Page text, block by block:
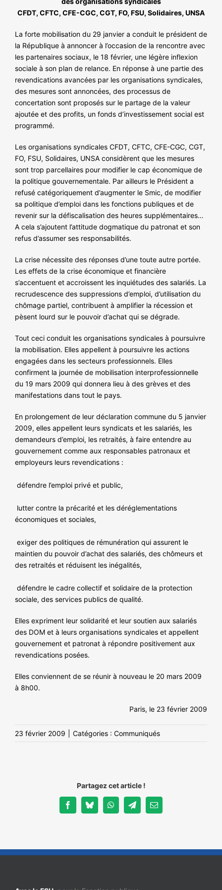
NOS ACTIONS
CFDT, CFTC, CFE-CGC, CGT, FO, FSU, Solidaires, UNSA
La forte mobilisation du 29 janvier a conduit le président de
la République à annoncer à l’occasion de la rencontre avec
les partenaires sociaux, le 18 février, une légère inflexion
sociale à son plan de relance. En réponse à une partie des
revendications avancées par les organisations syndicales,
des mesures sont annoncées, des processus de
concertation sont proposés sur le partage de la valeur
ajoutée et des profits, un fonds d’investissement social est
programmé.
Les organisations syndicales CFDT, CFTC, CFE-CGC, CGT,
FO, FSU, Solidaires, UNSA considèrent que les mesures
sont trop parcellaires pour modifier le cap économique de
la politique gouvernementale. Par ailleurs le Président a
refusé catégoriquement d’augmenter le Smic, de modifier
sa politique d’emploi dans les fonctions publiques et de
revenir sur la défiscalisation des heures supplémentaires…
A cela s’ajoutent l’attitude dogmatique du patronat et son
refus d’assumer ses responsabilités.
La crise nécessite des réponses d’une toute autre portée.
Les effets de la crise économique et financière
s’accentuent et accroissent les inquiétudes des salariés. La
recrudescence des suppressions d’emploi, d’utilisation du
chômage partiel, contribuent à amplifier la récession et
pèsent lourd sur le pouvoir d’achat qui se dégrade.
Tout ceci conduit les organisations syndicales à poursuivre
la mobilisation. Elles appellent à poursuivre les actions
engagées dans les secteurs professionnels. Elles
confirment la journée de mobilisation interprofessionnelle
du 19 mars 2009 qui donnera lieu à des grèves et des
manifestations dans tout le pays.
En prolongement de leur déclaration commune du 5 janvier
2009, elles appellent leurs syndicats et les salariés, les
demandeurs d’emploi, les retraités, à faire entendre au
gouvernement comme aux responsables patronaux et
employeurs leurs revendications :
défendre l’emploi privé et public,
lutter contre la précarité et les déréglementations
économiques et sociales,
exiger des politiques de rémunération qui assurent le
maintien du pouvoir d’achat des salariés, des chômeurs et
des retraités et réduisent les inégalités,
défendre le cadre collectif et solidaire de la protection
sociale, des services publics de qualité.
Elles expriment leur solidarité et leur soutien aux salariés
des DOM et à leurs organisations syndicales et appellent
gouvernement et patronat à répondre positivement aux
revendications posées.
Elles conviennent de se réunir à nouveau le 20 mars 2009
à 8h00.
Paris, le 23 février 2009
23 février 2009 Catégories : Communiqués
Partagez cet article !
FacebookBlueskyWhatsAppTelegramEmail